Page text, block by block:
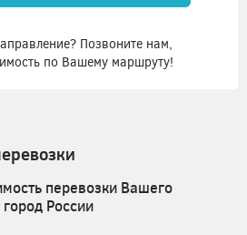
Позвоните нам,
по Вашему маршруту!
перевозки Вашего
России